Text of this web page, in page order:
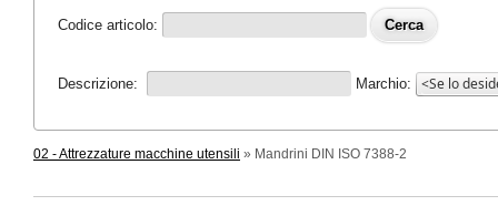
Codice articolo:
Descrizione: Marchio:
02 - Attrezzature macchine utensili » Mandrini DIN ISO 7388-2